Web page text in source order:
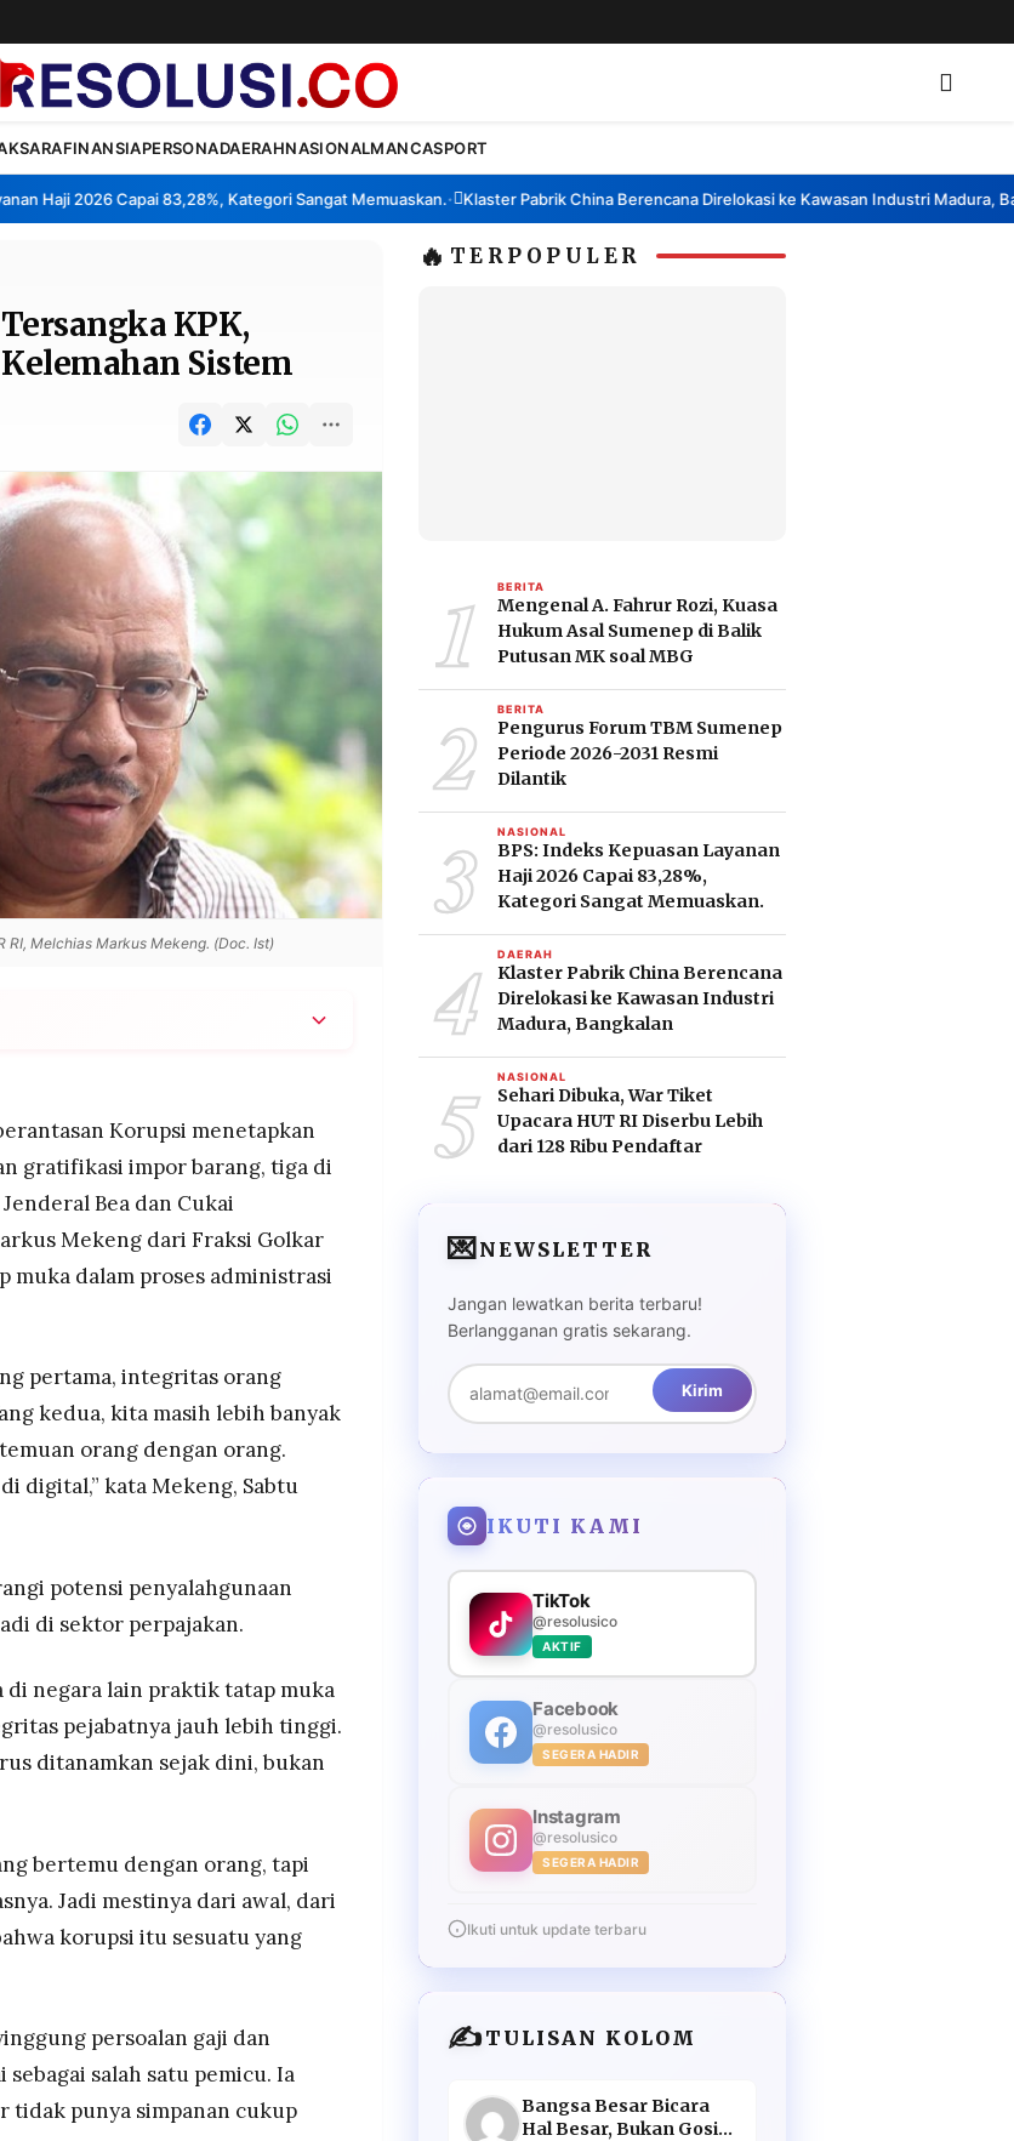
FINANSIAPERSONADAERAHNASIONALMANCASPORT
2026 Capai 83,28%, Kategori Sangat Memuaskan.• Klaster Pabrik China Berencana Direlokasi ke Kawasan Industri Madura,
KPK,
Sistem
RI, Melchias Markus Mekeng. (Doc. Ist)
menyebut sistem pertemuan tatap
untuk hari tua
Korupsi menetapkan
gratifikasi impor barang, tiga di
Bea dan Cukai
Mekeng dari Fraksi Golkar
muka dalam proses administrasi
pertama, integritas orang
kedua, kita masih lebih banyak
orang dengan orang.
digital,” kata Mekeng, Sabtu
potensi penyalahgunaan
di sektor perpajakan.
negara lain praktik tatap muka
pejabatnya jauh lebih tinggi.
ditanamkan sejak dini, bukan
bertemu dengan orang, tapi
Jadi mestinya dari awal, dari
korupsi itu sesuatu yang
persoalan gaji dan
salah satu pemicu. Ia
tidak punya simpanan cukup
🔥 TERPOPULER
1 BERITA
Mengenal A. Fahrur Rozi, Kuasa
Hukum Asal Sumenep di Balik
Putusan MK soal MBG
2 BERITA
Pengurus Forum TBM Sumenep
Periode 2026-2031 Resmi
Dilantik
3 NASIONAL
BPS: Indeks Kepuasan Layanan
Haji 2026 Capai 83,28%,
Kategori Sangat Memuaskan.
4 DAERAH
Klaster Pabrik China Berencana
Direlokasi ke Kawasan Industri
Madura, Bangkalan
5 NASIONAL
Sehari Dibuka, War Tiket
Upacara HUT RI Diserbu Lebih
dari 128 Ribu Pendaftar
💌NEWSLETTER
Jangan lewatkan berita terbaru!
Berlangganan gratis sekarang.
Kirim
IKUTI KAMI
TikTok
@resolusico
AKTIF
Facebook
@resolusico
SEGERA HADIR
Instagram
@resolusico
SEGERA HADIR
Ikuti untuk update terbaru
✍️TULISAN KOLOM
Bangsa Besar Bicara
Hal Besar, Bukan Gosip